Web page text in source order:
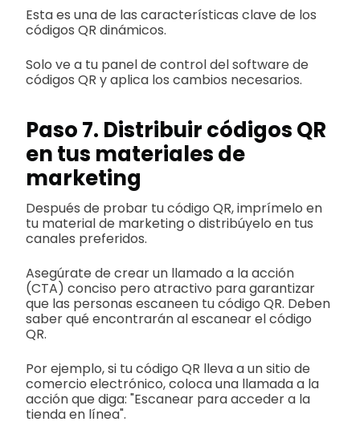
Esta es una de las características clave de los
códigos QR dinámicos.
Solo ve a tu panel de control del software de
códigos QR y aplica los cambios necesarios.
Paso 7. Distribuir códigos QR
en tus materiales de
marketing
Después de probar tu código QR, imprímelo en
tu material de marketing o distribúyelo en tus
canales preferidos.
Asegúrate de crear un llamado a la acción
(CTA) conciso pero atractivo para garantizar
que las personas escaneen tu código QR. Deben
saber qué encontrarán al escanear el código
QR.
Por ejemplo, si tu código QR lleva a un sitio de
comercio electrónico, coloca una llamada a la
acción que diga: "Escanear para acceder a la
tienda en línea".